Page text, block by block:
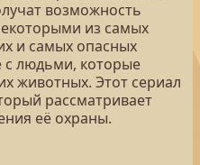
возможность
из самых
и самых опасных
с людьми, которые
животных. Этот сериал
рассматривает
её охраны.